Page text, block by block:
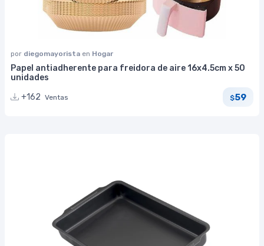
por diegomayorista en Hogar
Papel antiadherente para freidora de aire 16x4.5cm x 50
unidades
+162 Ventas $59